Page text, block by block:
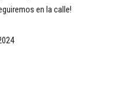
en la calle!